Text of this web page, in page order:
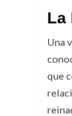
La
Una
que